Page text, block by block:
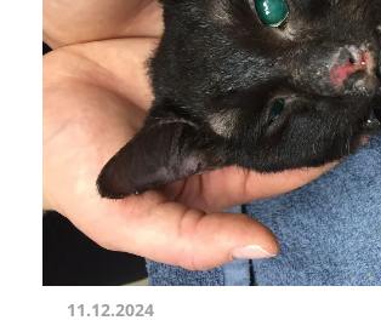
11.12.2024